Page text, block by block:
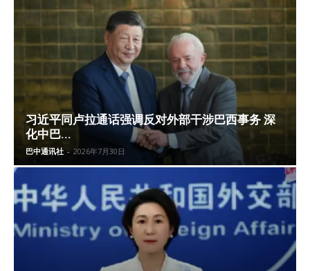
习近平同卢拉通话强调反对外部干涉巴西事务 深
化中巴...
巴中通讯社 - 2026年7月30日